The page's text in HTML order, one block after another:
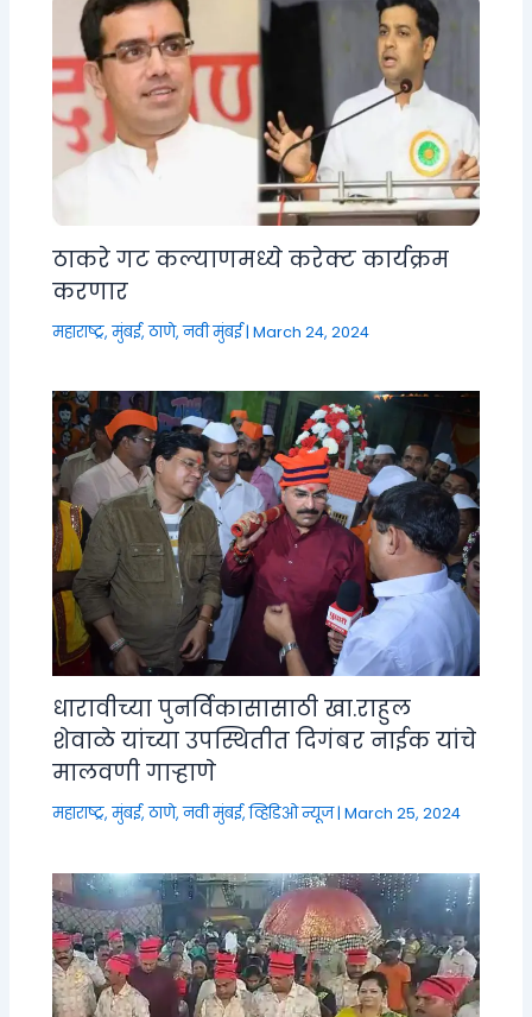
ठाकरे गट कल्याणमध्ये करेक्ट कार्यक्रम
करणार
महाराष्ट्र,मुंबई, ठाणे, नवी मुंबई|March 24, 2024
धारावीच्या पुनर्विकासासाठी खा.राहुल
शेवाळे यांच्या उपस्थितीत दिगंबर नाईक यांचे
मालवणी गाऱ्हाणे
महाराष्ट्र,मुंबई, ठाणे, नवी मुंबई,व्हिडिओ न्यूज|March 25, 2024